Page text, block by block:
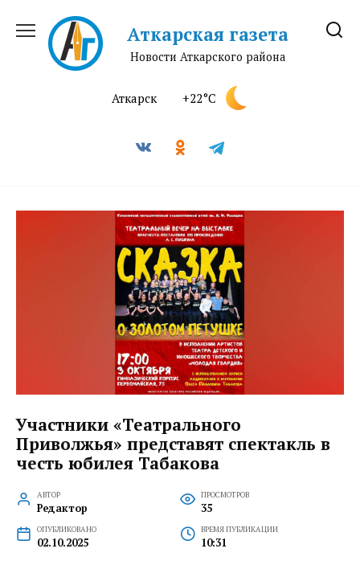
содержанию
Аткарская газета
Новости Аткарского района
Аткарск +22°C
Участники «Театрального
Приволжья» представят спектакль в
честь юбилея Табакова
АВТОР
Редактор
ПРОСМОТРОВ
35
ОПУБЛИКОВАНО
02.10.2025
ВРЕМЯ ПУБЛИКАЦИИ
10:31